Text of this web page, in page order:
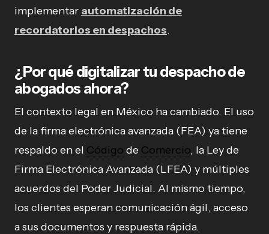
implementar automatización de
recordatorios en despachos.
¿Por qué digitalizar tu despacho de
abogados ahora?
El contexto legal en México ha cambiado. El uso
de la firma electrónica avanzada (FEA) ya tiene
respaldo en el Código de Comercio, la Ley de
Firma Electrónica Avanzada (LFEA) y múltiples
acuerdos del Poder Judicial. Al mismo tiempo,
los clientes esperan comunicación ágil, acceso
a sus documentos y respuesta rápida.